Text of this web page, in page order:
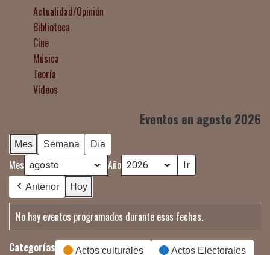
Actualidad/Opinión
Biblioteca
Cine
Música
Teoría
Vídeos
Eventos en agosto 2026
Mes Semana Día
Mes Año
Anterior Hoy
No hay eventos programados durante esas fechas.
Categorías Actos culturales Actos Electorales